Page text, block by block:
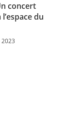
concert
du